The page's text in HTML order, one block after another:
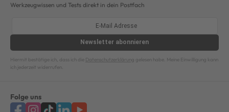
Werkzeugwissen und Tests direkt in dein Postfach
Newsletter abonnieren
Hiermit bestätige ich, dass ich die Datenschutzerklärung gelesen habe. Meine Einwilligung kann
ich jederzeit widerrufen.
Folge uns